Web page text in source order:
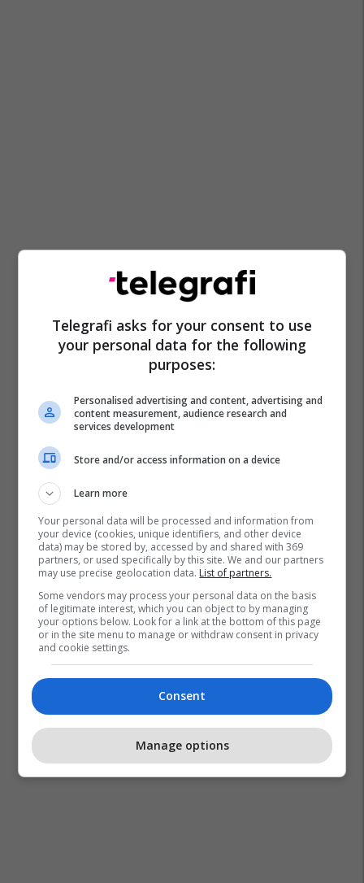
Telegrafi asks for your consent to use
your personal data for the following
purposes:
Personalised advertising and content, advertising and
content measurement, audience research and
services development
Store and/or access information on a device
Learn more
Your personal data will be processed and information from
your device (cookies, unique identifiers, and other device
data) may be stored by, accessed by and shared with 369
partners, or used specifically by this site. We and our partners
may use precise geolocation data. List of partners.
Some vendors may process your personal data on the basis
of legitimate interest, which you can object to by managing
your options below. Look for a link at the bottom of this page
or in the site menu to manage or withdraw consent in privacy
and cookie settings.
Consent
Manage options